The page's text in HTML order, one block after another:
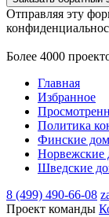
Отправляя эту
Более 4000
Главная
Избранное
Политика
Финские
Норвежские
Шведские
8 (499) 490-66-08
Проект команды